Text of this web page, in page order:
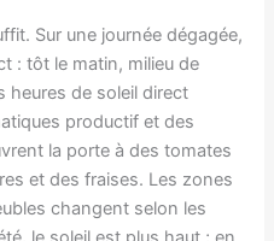
Sur une journée dégagée,
: tôt le matin, milieu de
heures de soleil direct
productif et des
la porte à des tomates
et des fraises. Les zones
changent selon les